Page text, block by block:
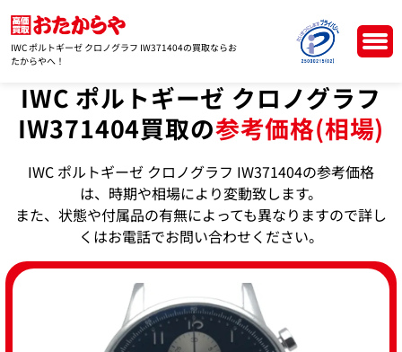
IWC ポルトギーゼ クロノグラフ IW371404の買取ならお
たからやへ！
IWC ポルトギーゼ クロノグラフ
IW371404買取の参考価格(相場)
IWC ポルトギーゼ クロノグラフ IW371404の参考価格
は、時期や相場により変動致します。
また、状態や付属品の有無によっても異なりますので詳し
くはお電話でお問い合わせください。